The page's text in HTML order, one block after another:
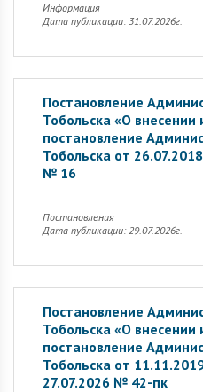
Информация
Дата публикации: 31.07.2026г.
Постановление
Тобольска «О внесении
постановление
Тобольска от
№ 16
Постановления
Дата публикации: 29.07.2026г.
Постановление
Тобольска «О внесении
постановление
Тобольска от
27.07.2026 № 42-пк